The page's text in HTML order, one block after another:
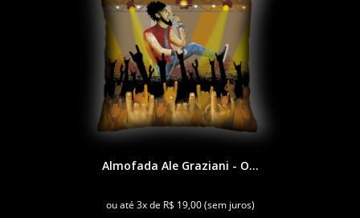
Almofada Ale Graziani - O...
ou até 3x de R$ 19,00 (sem juros)